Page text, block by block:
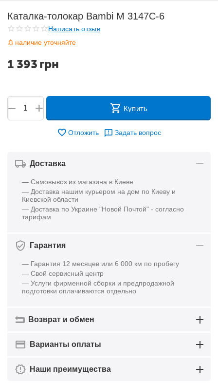
Каталка-толокар Bambi M 3147C-6
Написать отзыв
наличие уточняйте
1 393 грн
+
− Купить
Отложить Задать вопрос
Доставка
— Самовывоз из магазина в Киеве
— Доставка нашим курьером на дом по Киеву и
Киевской области
— Доставка по Украине "Новой Почтой" - согласно
тарифам
Гарантия
— Гарантия 12 месяцев или 6 000 км по пробегу
— Свой сервисный центр
— Услуги фирменной сборки и предпродажной
подготовки оплачиваются отдельно
Возврат и обмен
Варианты оплаты
Наши преимущества